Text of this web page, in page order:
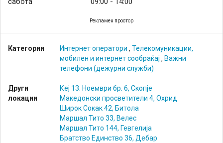
Категории Интернет оператори , Телекомуникации,
мобилен и интернет сообраќај , Важни
телефони (дежурни служби)
Други
локации
Кеј 13. Ноември бр. 6, Скопје
Македонски просветители 4, Охрид
Широк Сокак 42, Битола
Маршал Тито 33, Велес
Маршал Тито 144, Гевгелија
Братство Единство 36, Дебар
Leaflet OpenStreetMap
Рекламен простор